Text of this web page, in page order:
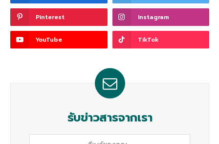
Pinterest Instagram
YouTube TikTok
รับข่าวสารจากเรา